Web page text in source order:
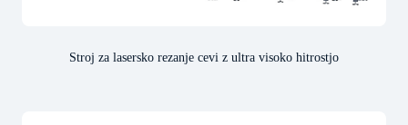
Stroj za lasersko rezanje cevi z ultra visoko hitrostjo